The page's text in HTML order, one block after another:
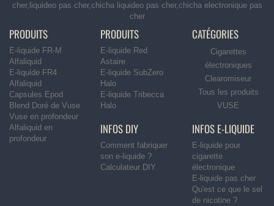
cher,liquideo pas cher,chicha liquideo pas cher,chicha electronique pas
cher
PRODUITS
E-liquide FR-M
Alfaliquid
E-liquide FR4
Alfaliquid
Capsules Epod
Blend Doré de Vuse
Vuse en profondeur
Alfaliquid en
profondeur
PRODUITS
E-liquide Red
Astaire
E-liquide SubZero
Halo
E-liquide Tribecca
Halo
CATÉGORIES
Cigarettes
électroniques
Clearomiseur
Tous les produits
VUSE
INFOS DIY
Comment fabriquer
son e-liquide ?
Calculateur DIY
INFOS E-LIQUIDE
E-liquide pour
cigarette
électronique
E-liquide pas cher
Qu'est ce que le sel
de nicotine ?